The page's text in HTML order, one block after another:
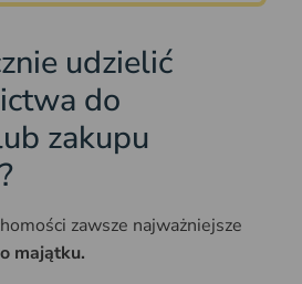
udzielić
do
zakupu
zawsze najważniejsze
majątku.